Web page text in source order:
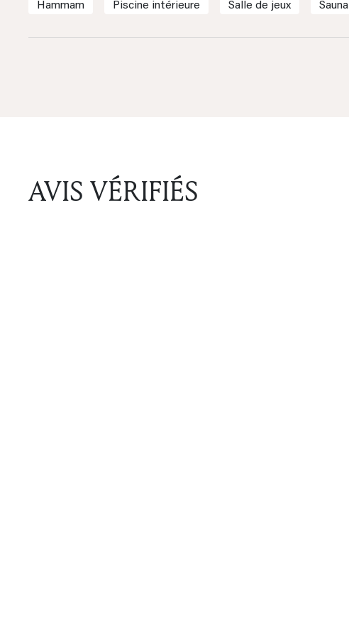
Hammam Piscine intérieure Salle de jeux Sauna
AVIS VÉRIFIÉS